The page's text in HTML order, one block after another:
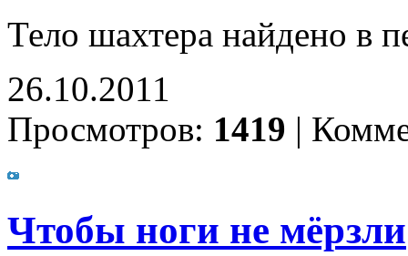
Тело шахтера найдено в
26.10.2011
Просмотров: 1419 |
Чтобы ноги не мёрзли